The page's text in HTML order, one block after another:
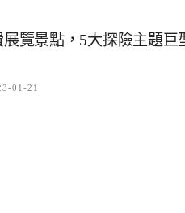
覽景點，5大探險主題
01-21